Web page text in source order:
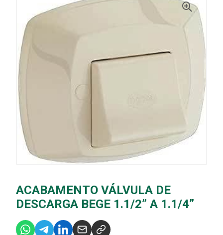
ACABAMENTO VÁLVULA DE
DESCARGA BEGE 1.1/2” A 1.1/4”